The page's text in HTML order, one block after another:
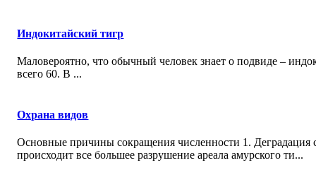
Индокитайский тигр
Маловероятно, что обычный человек знает о подвиде –
всего 60. В ...
Охрана видов
Основные причины сокращения численности 1. Деградация
происходит все большее разрушение ареала амурского ти...